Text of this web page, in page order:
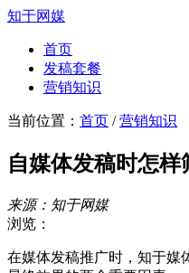
知于网媒
首页
发稿套餐
营销知识
当前位置： 首页 /营销知识
自媒体发稿时怎样
来源：知于网媒
浏览：
在媒体发稿推广时，知于媒